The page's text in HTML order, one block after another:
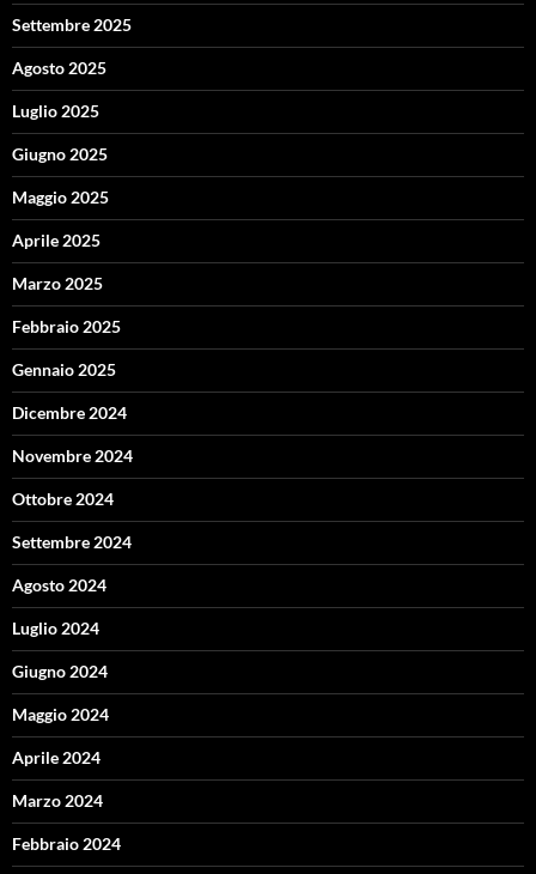
Settembre 2025
Agosto 2025
Luglio 2025
Giugno 2025
Maggio 2025
Aprile 2025
Marzo 2025
Febbraio 2025
Gennaio 2025
Dicembre 2024
Novembre 2024
Ottobre 2024
Settembre 2024
Agosto 2024
Luglio 2024
Giugno 2024
Maggio 2024
Aprile 2024
Marzo 2024
Febbraio 2024